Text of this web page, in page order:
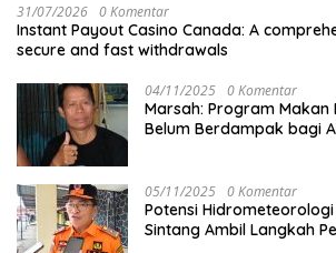
31/07/2026 0 Komentar
Instant Payout Casino Canada: A
secure and fast withdrawals
04/11/2025 0 Komentar
Marsah: Program Makan
Belum Berdampak bagi
05/11/2025 0 Komentar
Potensi Hidrometeorologi
Sintang Ambil Langkah